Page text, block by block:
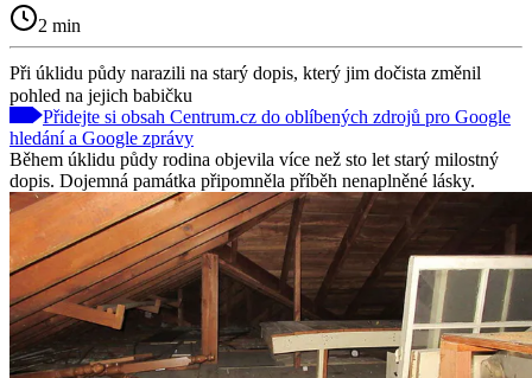
2 min
Při úklidu půdy narazili na starý dopis, který jim dočista změnil
pohled na jejich babičku
Přidejte si obsah Centrum.cz do oblíbených zdrojů pro Google
hledání a Google zprávy
Během úklidu půdy rodina objevila více než sto let starý milostný
dopis. Dojemná památka připomněla příběh nenaplněné lásky.